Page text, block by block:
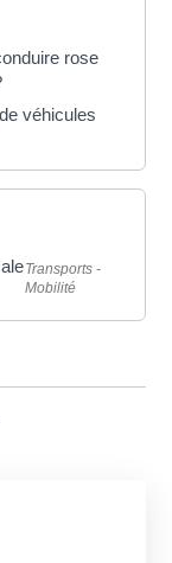
rose
véhicules
Transports -
Mobilité